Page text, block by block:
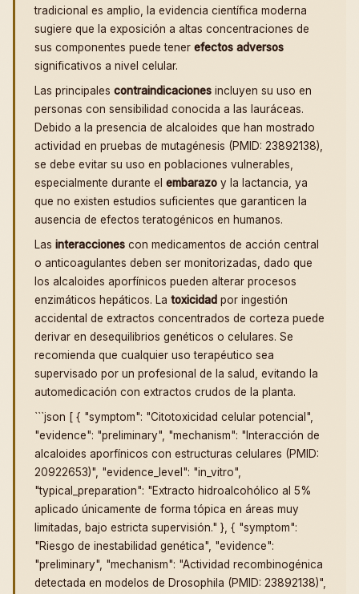
tradicional es amplio, la evidencia científica moderna
sugiere que la exposición a altas concentraciones de
sus componentes puede tener efectos adversos
significativos a nivel celular.
Las principales contraindicaciones incluyen su uso en
personas con sensibilidad conocida a las lauráceas.
Debido a la presencia de alcaloides que han mostrado
actividad en pruebas de mutagénesis (PMID: 23892138),
se debe evitar su uso en poblaciones vulnerables,
especialmente durante el embarazo y la lactancia, ya
que no existen estudios suficientes que garanticen la
ausencia de efectos teratogénicos en humanos.
Las interacciones con medicamentos de acción central
o anticoagulantes deben ser monitorizadas, dado que
los alcaloides aporfínicos pueden alterar procesos
enzimáticos hepáticos. La toxicidad por ingestión
accidental de extractos concentrados de corteza puede
derivar en desequilibrios genéticos o celulares. Se
recomienda que cualquier uso terapéutico sea
supervisado por un profesional de la salud, evitando la
automedicación con extractos crudos de la planta.
```json [ { "symptom": "Citotoxicidad celular potencial",
"evidence": "preliminary", "mechanism": "Interacción de
alcaloides aporfínicos con estructuras celulares (PMID:
20922653)", "evidence_level": "in_vitro",
"typical_preparation": "Extracto hidroalcohólico al 5%
aplicado únicamente de forma tópica en áreas muy
limitadas, bajo estricta supervisión." }, { "symptom":
"Riesgo de inestabilidad genética", "evidence":
"preliminary", "mechanism": "Actividad recombinogénica
detectada en modelos de Drosophila (PMID: 23892138)",